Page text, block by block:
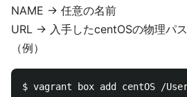
NAME -> 任意の名前
URL -> 入手したcentOSの物理パス
（例）